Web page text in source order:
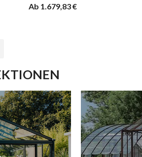
Ab 1.679,83 €